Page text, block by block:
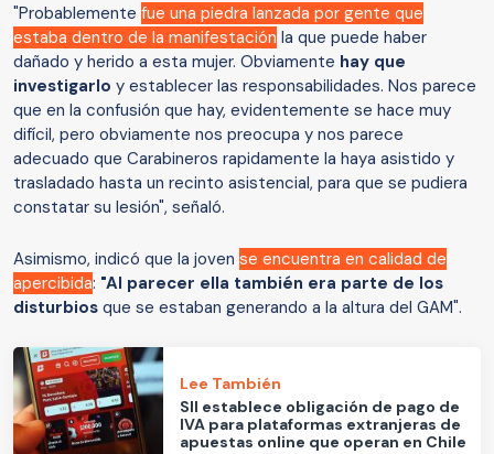
"Probablemente fue una piedra lanzada por gente que
estaba dentro de la manifestación la que puede haber
dañado y herido a esta mujer. Obviamente hay que
investigarlo y establecer las responsabilidades. Nos parece
que en la confusión que hay, evidentemente se hace muy
difícil, pero obviamente nos preocupa y nos parece
adecuado que Carabineros rapidamente la haya asistido y
trasladado hasta un recinto asistencial, para que se pudiera
constatar su lesión", señaló.
Asimismo, indicó que la joven se encuentra en calidad de
apercibida: "Al parecer ella también era parte de los
disturbios que se estaban generando a la altura del GAM".
Lee También
SII establece obligación de pago de
IVA para plataformas extranjeras de
apuestas online que operan en Chile